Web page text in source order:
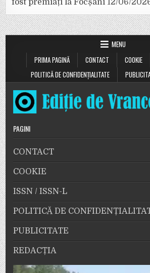
fost premiați la Focșani 12/06/
MENU
PRIMA PAGINĂ
CONTACT COOKIE
POLITICĂ DE CONFIDENȚIALITATE
PAGINI
CONTACT
COOKIE
ISSN / ISSN-L
POLITICĂ DE
PUBLICITATE
REDACȚIA